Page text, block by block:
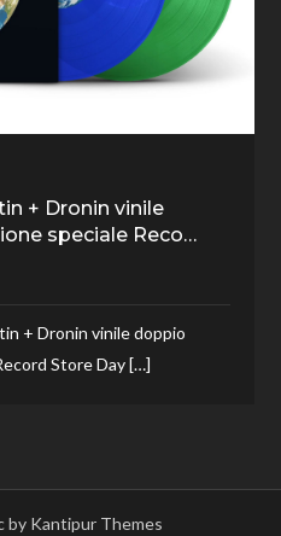
+ Dronin vinile
speciale Reco…
+ Dronin vinile doppio
Store Day […]
by Kantipur Themes